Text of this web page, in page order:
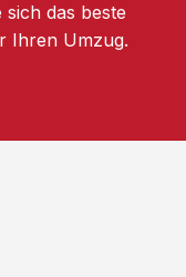
das beste
Ihren Umzug.